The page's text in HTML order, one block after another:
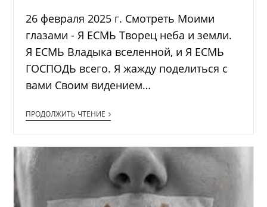
26 февраля 2025 г. Смотреть Моими
глазами - Я ЕСМЬ Творец неба и земли.
Я ЕСМЬ Владыка вселенной, и Я ЕСМЬ
ГОСПОДЬ всего. Я жажду поделиться с
вами Своим видением…
ПРОДОЛЖИТЬ ЧТЕНИЕ